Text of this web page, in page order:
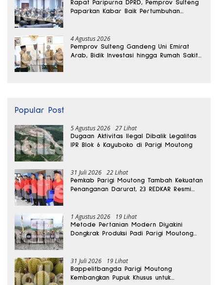
Rapat Paripurna DPRD, Pemprov Sulteng
Paparkan Kabar Baik Pertumbuhan
4 Agustus 2026
Pemprov Sulteng Gandeng Uni Emirat
Arab, Bidik Investasi hingga Rumah Sakit
Popular Post
5 Agustus 2026 27 Lihat
Dugaan Aktivitas Ilegal Dibalik Legalitas
IPR Blok 6 Kayuboko di Parigi Moutong
31 Juli 2026 22 Lihat
Pemkab Parigi Moutong Tambah Kekuatan
Penanganan Darurat, 23 REDKAR Resmi
1 Agustus 2026 19 Lihat
Metode Pertanian Modern Diyakini
Dongkrak Produksi Padi Parigi Moutong
31 Juli 2026 19 Lihat
Bappelitbangda Parigi Moutong
Kembangkan Pupuk Khusus untuk